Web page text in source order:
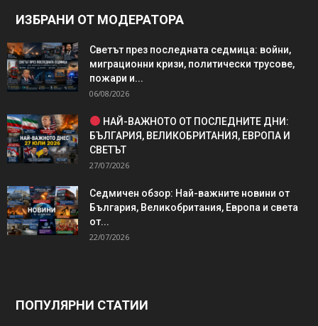
ИЗБРАНИ ОТ МОДЕРАТОРА
Светът през последната седмица: войни,
миграционни кризи, политически трусове,
пожари и...
06/08/2026
НАЙ-ВАЖНОТО ОТ ПОСЛЕДНИТЕ ДНИ:
БЪЛГАРИЯ, ВЕЛИКОБРИТАНИЯ, ЕВРОПА И
СВЕТЪТ
27/07/2026
Седмичен обзор: Най-важните новини от
България, Великобритания, Европа и света
от...
22/07/2026
ПОПУЛЯРНИ СТАТИИ